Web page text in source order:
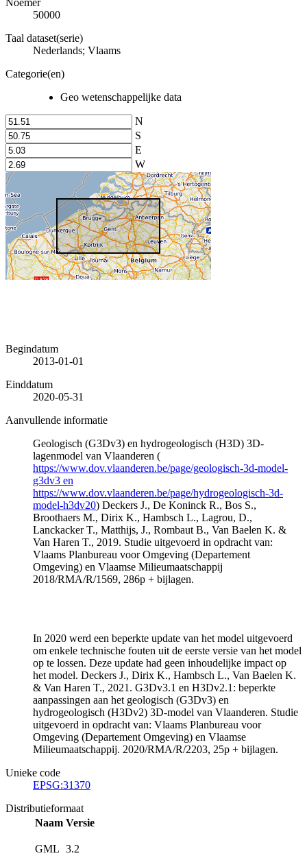
50000
Taal dataset(serie)
Nederlands; Vlaams
Categorie(en)
Geo wetenschappelijke data
N
S
E
W
Begindatum
2013-01-01
Einddatum
2020-05-31
Aanvullende informatie
Geologisch (G3Dv3) en hydrogeologisch (H3D) 3D-
lagenmodel van Vlaanderen (
https://www.dov.vlaanderen.be/page/geologisch-3d-model-
g3dv3 en
https://www.dov.vlaanderen.be/page/hydrogeologisch-3d-
model-h3dv20) Deckers J., De Koninck R., Bos S.,
Broothaers M., Dirix K., Hambsch L., Lagrou, D.,
Lanckacker T., Matthijs, J., Rombaut B., Van Baelen K. &
Van Haren T., 2019. Studie uitgevoerd in opdracht van:
Vlaams Planbureau voor Omgeving (Departement
Omgeving) en Vlaamse Milieumaatschappij
2018/RMA/R/1569, 286p + bijlagen.
In 2020 werd een beperkte update van het model uitgevoerd
om enkele technische fouten uit de eerste versie van het model
op te lossen. Deze update had geen inhoudelijke impact op
het model. Deckers J., Dirix K., Hambsch L., Van Baelen K.
& Van Haren T., 2021. G3Dv3.1 en H3Dv2.1: beperkte
aanpassingen aan het geologisch (G3Dv3) en
hydrogeologisch (H3Dv2) 3D-model van Vlaanderen. Studie
uitgevoerd in opdracht van: Vlaams Planbureau voor
Omgeving (Departement Omgeving) en Vlaamse
Milieumaatschappij. 2020/RMA/R/2203, 25p + bijlagen.
Unieke code
EPSG:31370
Distributieformaat
Naam Versie
GML 3.2